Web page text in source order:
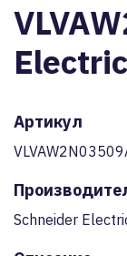
Electric
Артикул
Schneider